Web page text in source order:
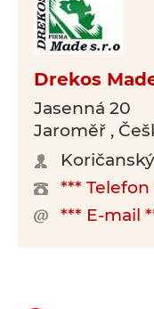
Drekos
Jasenná 20
Jaroměř ,
Koričanský
*** Telefon
*** E-mail